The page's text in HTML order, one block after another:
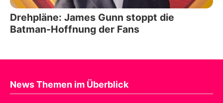
Drehpläne: James Gunn stoppt die
Batman-Hoffnung der Fans
News Themen im Überblick